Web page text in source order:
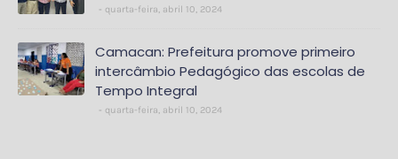
quarta-feira, abril 10, 2024
Camacan: Prefeitura promove primeiro
intercâmbio Pedagógico das escolas de
Tempo Integral
quarta-feira, abril 10, 2024